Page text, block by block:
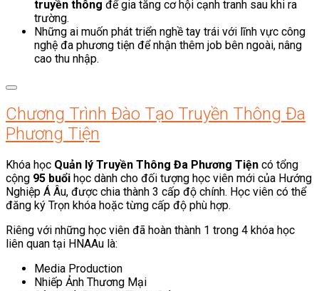
truyền thông để gia tăng cơ hội cạnh tranh sau khi ra
trường.
Những ai muốn phát triển nghề tay trái với lĩnh vực công
nghệ đa phương tiện để nhận thêm job bên ngoài, nâng
cao thu nhập.
Chương Trình Đào Tạo Truyền Thông Đa
Phương Tiện
Khóa học Quản lý Truyền Thông Đa Phương Tiện có tổng
cộng 95 buổi học dành cho đối tượng học viên mới của Hướng
Nghiệp Á Âu, được chia thành 3 cấp độ chính. Học viên có thể
đăng ký Trọn khóa hoặc từng cấp độ phù hợp.
Riêng với những học viên đã hoàn thành 1 trong 4 khóa học
liên quan tại HNAAu là:
Media Production
Nhiếp Ảnh Thương Mại